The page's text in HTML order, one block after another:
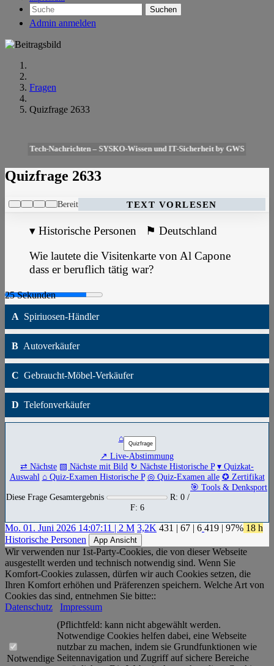
Suchen
Admin anmelden
Fragen
Quizfrage 2633
Tech-Nachrichten – SYSKO-Wissen und IT-Sicherheit by GWS
Quizfrage 2633
Bereit TEXT VORLESEN
▾ Historische Personen ⚑ Deutschland
Wie lautete die Visitenkarte von Al Capone
dass er beruflich tätig war?
A Spiriuosen-Händler
B Autoverkäufer
C Gebraucht-Möbel-Verkäufer
D Telefonverkäufer
⌂
↗ Live-Abstimmung
⇄ Nächste ▧ Nächste mit Bild ↻ Nächste Historische P ▾ Quizkat-
Auswahl ⌂ Quiz-Examen Historische P ◎ Quiz-Examen alle ✪ Zertifikat
🎯 Tools & Denksport
Diese Frage Gesamtergebnis
R: 0 /
F: 6
Mo. 01. Juni 2026 14:07:11 | 2 M 3,2K 431 | 67 | 6 419 | 97% 18 h
Historische Personen
App Ansicht
Wir verwenden nur 1st-Party-Cookies, die von dieser Webseite
ausgestellt werden und technisch notwendig sind. Wenn Sie
Komfort-Cookies zulassen, dürfen wir auch Cookies setzen, die
Ihren Komfort erhöhen und Präferenzen speichern. Welche Art von
Cookies das sind, entnehmen Sie bitte::
Datenschutz
Impressum
Notwendige
(Pflichtfeld: kann nicht abgewählt werden.
Notwendige Cookies helfen dabei, eine Webseite
nutzbar zu machen, indem sie Grundfunktionen wie
Seitennavigation und Zugriff auf sichere Bereiche